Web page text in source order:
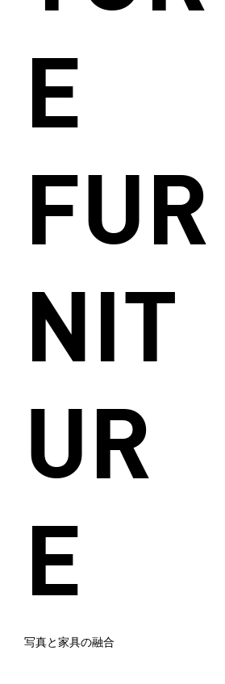
E
FUR
NIT
UR
E
写真と家具の融合